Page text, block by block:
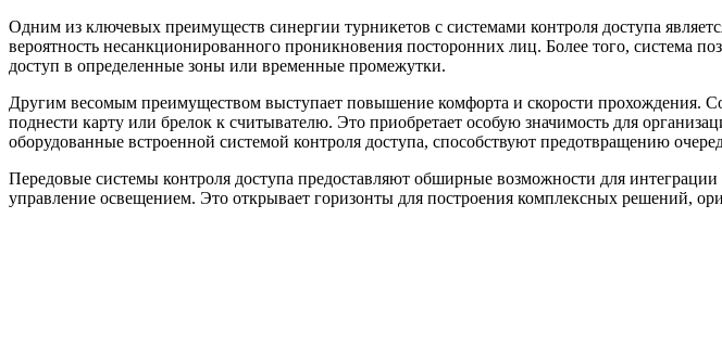
Одним из ключевых преимуществ синергии турникетов с системами контроля доступа
вероятность несанкционированного проникновения посторонних лиц. Более того, система
доступ в определенные зоны или временные промежутки.
Другим весомым преимуществом выступает повышение комфорта и скорости прохождения.
поднести карту или брелок к считывателю. Это приобретает особую значимость для
оборудованные встроенной системой контроля доступа, способствуют предотвращению
Передовые системы контроля доступа предоставляют обширные возможности для
управление освещением. Это открывает горизонты для построения комплексных решений,